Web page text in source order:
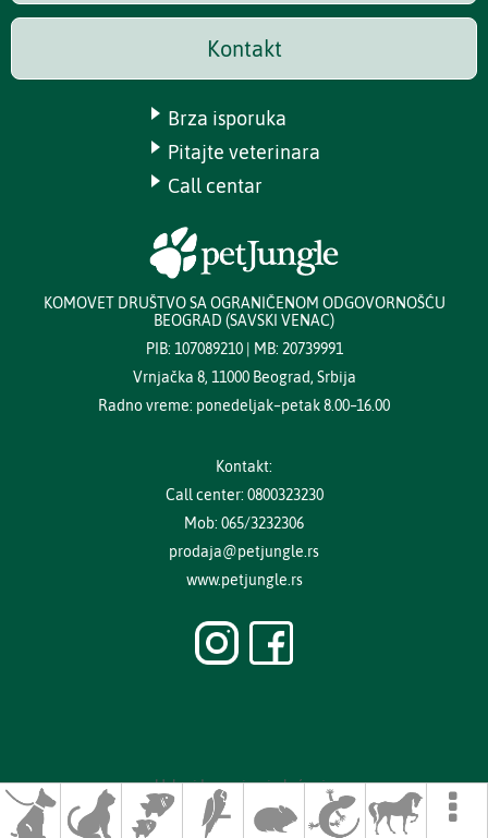
Kontakt
Brza isporuka
Pitajte veterinara
Call centar
KOMOVET DRUŠTVO SA OGRANIČENOM ODGOVORNOŠĆU
BEOGRAD (SAVSKI VENAC)
PIB: 107089210 | MB: 20739991
Vrnjačka 8, 11000 Beograd, Srbija
Radno vreme: ponedeljak–petak 8.00–16.00
Kontakt:
Call center: 0800323230
Mob: 065/3232306
prodaja@petjungle.rs
www.petjungle.rs
Uslovi kupovine i plaćanja
